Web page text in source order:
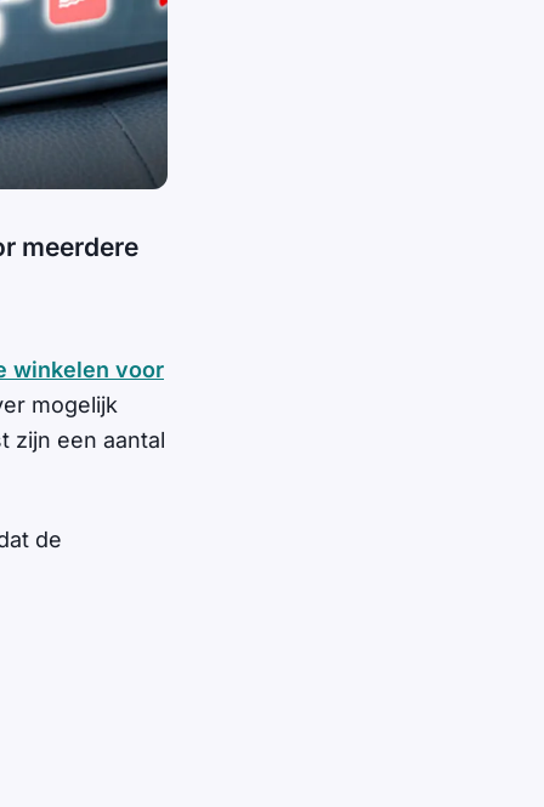
meerdere
winkelen voor
mogelijk
zijn een aantal
de